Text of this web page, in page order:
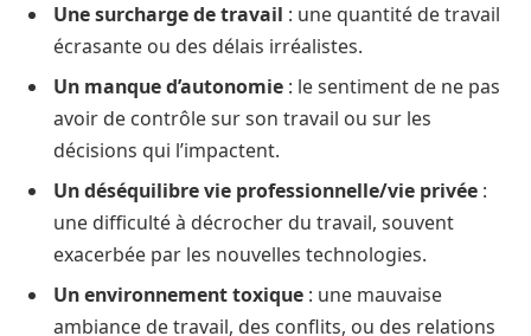
Une surcharge de travail : une quantité de travail
écrasante ou des délais irréalistes.
Un manque d’autonomie : le sentiment de ne pas
avoir de contrôle sur son travail ou sur les
décisions qui l’impactent.
Un déséquilibre vie professionnelle/vie privée :
une difficulté à décrocher du travail, souvent
exacerbée par les nouvelles technologies.
Un environnement toxique : une mauvaise
ambiance de travail, des conflits, ou des relations